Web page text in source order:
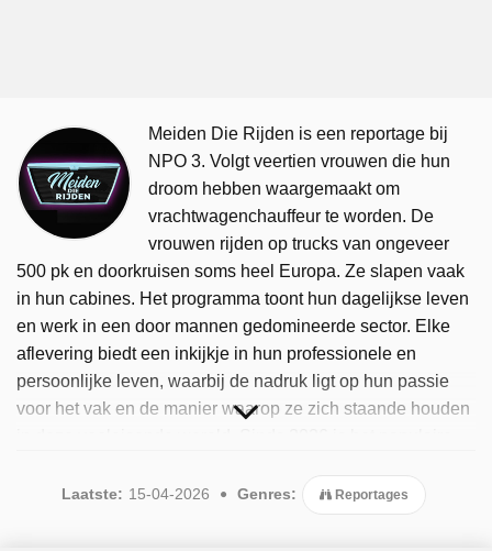
Meiden Die Rijden is een reportage bij
NPO 3. Volgt veertien vrouwen die hun
droom hebben waargemaakt om
vrachtwagenchauffeur te worden. De
vrouwen rijden op trucks van ongeveer
500 pk en doorkruisen soms heel Europa. Ze slapen vaak
in hun cabines. Het programma toont hun dagelijkse leven
en werk in een door mannen gedomineerde sector. Elke
aflevering biedt een inkijkje in hun professionele en
persoonlijke leven, waarbij de nadruk ligt op hun passie
voor het vak en de manier waarop ze zich staande houden
april 2026.
Laatste: 15-04-2026 Genres: Reportages